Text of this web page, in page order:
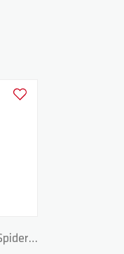
Zur Wunschliste hinzufügen